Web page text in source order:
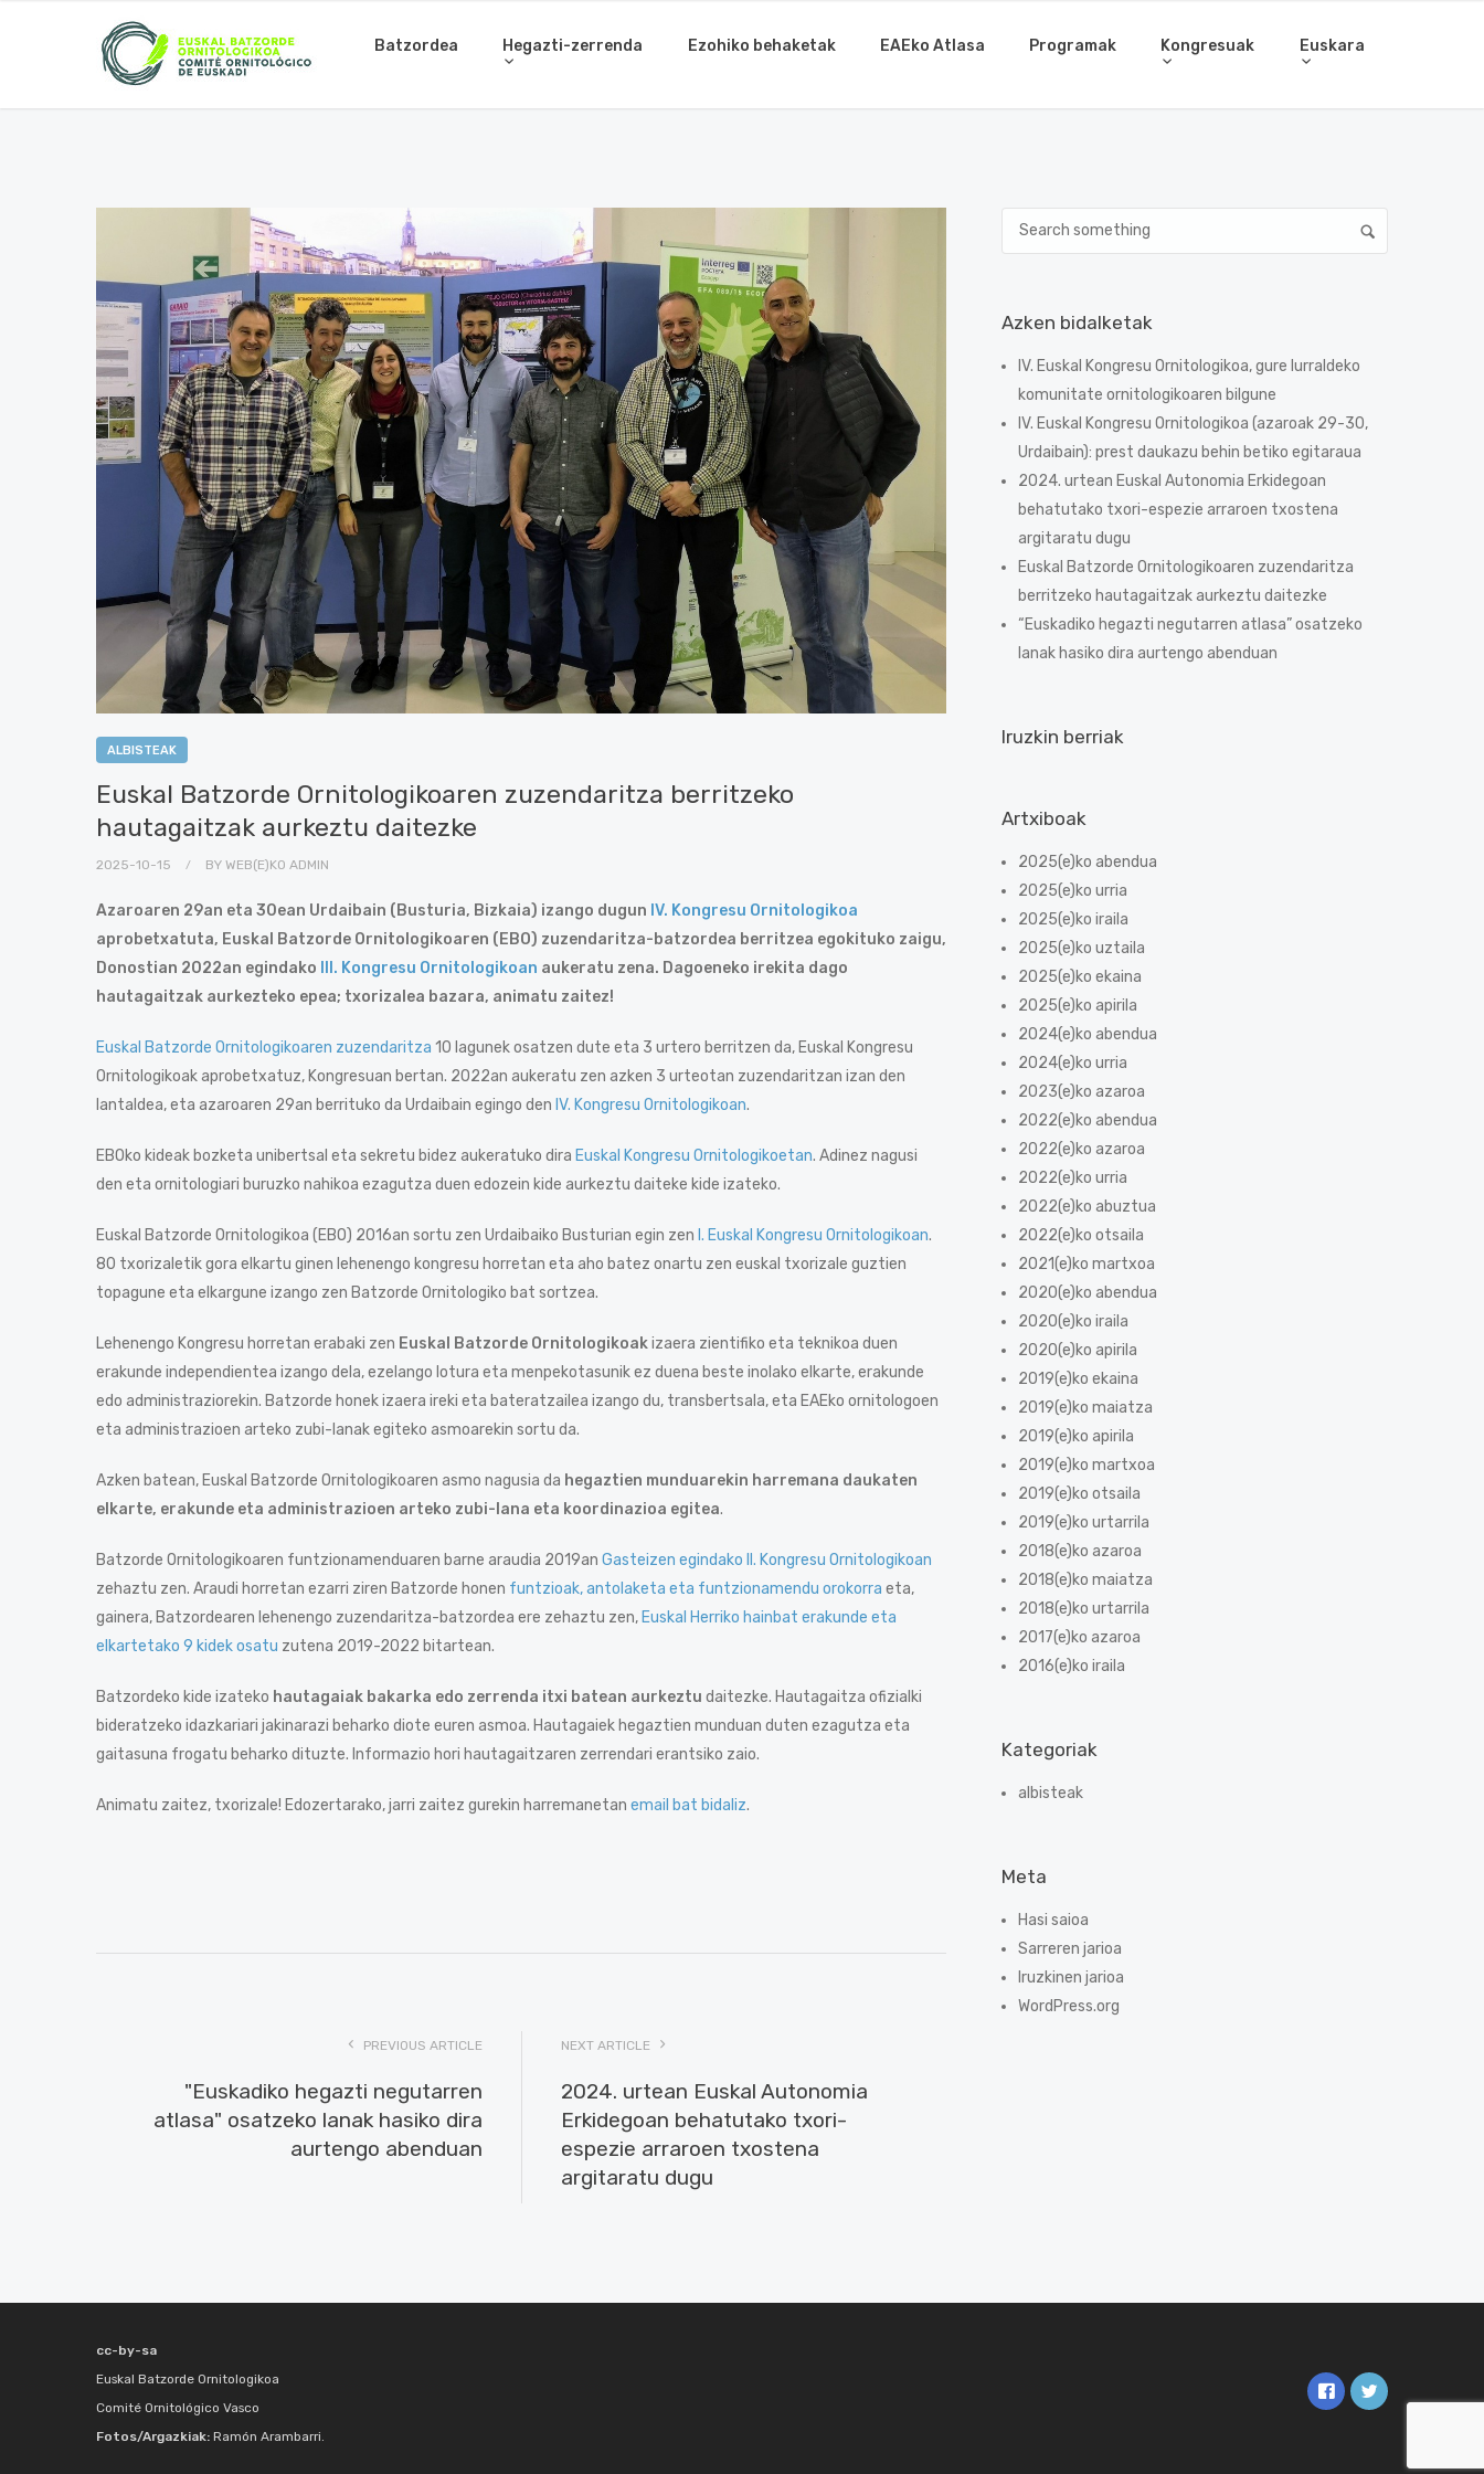
Batzordea Hegazti-zerrenda Ezohiko behaketak EAEko Atlasa Programak Kongresuak Euskara
ALBISTEAK
Euskal Batzorde Ornitologikoaren zuzendaritza berritzeko
hautagaitzak aurkeztu daitezke
2025-10-15 BY WEB(E)KO ADMIN
Azaroaren 29an eta 30ean Urdaibain (Busturia, Bizkaia) izango dugun IV. Kongresu Ornitologikoa
aprobetxatuta, Euskal Batzorde Ornitologikoaren (EBO) zuzendaritza-batzordea berritzea egokituko zaigu,
Donostian 2022an egindako III. Kongresu Ornitologikoan aukeratu zena. Dagoeneko irekita dago
hautagaitzak aurkezteko epea; txorizalea bazara, animatu zaitez!
Euskal Batzorde Ornitologikoaren zuzendaritza 10 lagunek osatzen dute eta 3 urtero berritzen da, Euskal Kongresu
Ornitologikoak aprobetxatuz, Kongresuan bertan. 2022an aukeratu zen azken 3 urteotan zuzendaritzan izan den
lantaldea, eta azaroaren 29an berrituko da Urdaibain egingo den IV. Kongresu Ornitologikoan.
EBOko kideak bozketa unibertsal eta sekretu bidez aukeratuko dira Euskal Kongresu Ornitologikoetan. Adinez nagusi
den eta ornitologiari buruzko nahikoa ezagutza duen edozein kide aurkeztu daiteke kide izateko.
Euskal Batzorde Ornitologikoa (EBO) 2016an sortu zen Urdaibaiko Busturian egin zen I. Euskal Kongresu Ornitologikoan.
80 txorizaletik gora elkartu ginen lehenengo kongresu horretan eta aho batez onartu zen euskal txorizale guztien
topagune eta elkargune izango zen Batzorde Ornitologiko bat sortzea.
Lehenengo Kongresu horretan erabaki zen Euskal Batzorde Ornitologikoakizaera zientifiko eta teknikoa duen
erakunde independientea izango dela, ezelango lotura eta menpekotasunik ez duena beste inolako elkarte, erakunde
edo administraziorekin. Batzorde honek izaera ireki eta bateratzailea izango du, transbertsala, eta EAEko ornitologoen
eta administrazioen arteko zubi-lanak egiteko asmoarekin sortu da.
Azken batean, Euskal Batzorde Ornitologikoaren asmo nagusia da hegaztien munduarekin harremana daukaten
elkarte, erakunde eta administrazioen arteko zubi-lana eta koordinazioa egitea.
Batzorde Ornitologikoaren funtzionamenduaren barne araudia 2019an Gasteizen egindako II. Kongresu Ornitologikoan
zehaztu zen. Araudi horretan ezarri ziren Batzorde honen funtzioak, antolaketa eta funtzionamendu orokorra eta,
gainera, Batzordearen lehenengo zuzendaritza-batzordea ere zehaztu zen,Euskal Herriko hainbat erakunde eta
elkartetako 9 kidek osatu zutena 2019-2022 bitartean.
Batzordeko kide izateko hautagaiak bakarka edo zerrenda itxi batean aurkeztu daitezke. Hautagaitza ofizialki
bideratzeko idazkariari jakinarazi beharko diote euren asmoa. Hautagaiek hegaztien munduan duten ezagutza eta
gaitasuna frogatu beharko dituzte. Informazio hori hautagaitzaren zerrendari erantsiko zaio.
Animatu zaitez, txorizale! Edozertarako, jarri zaitez gurekin harremanetan email bat bidaliz.
PREVIOUS ARTICLE
"Euskadiko hegazti negutarren
atlasa" osatzeko lanak hasiko dira
aurtengo abenduan
NEXT ARTICLE
2024. urtean Euskal Autonomia
Erkidegoan behatutako txori-
espezie arraroen txostena
argitaratu dugu
Azken bidalketak
IV. Euskal Kongresu Ornitologikoa, gure lurraldeko
komunitate ornitologikoaren bilgune
IV. Euskal Kongresu Ornitologikoa (azaroak 29-30,
Urdaibain): prest daukazu behin betiko egitaraua
2024. urtean Euskal Autonomia Erkidegoan
behatutako txori-espezie arraroen txostena
argitaratu dugu
Euskal Batzorde Ornitologikoaren zuzendaritza
berritzeko hautagaitzak aurkeztu daitezke
“Euskadiko hegazti negutarren atlasa” osatzeko
lanak hasiko dira aurtengo abenduan
Iruzkin berriak
Artxiboak
2025(e)ko abendua
2025(e)ko urria
2025(e)ko iraila
2025(e)ko uztaila
2025(e)ko ekaina
2025(e)ko apirila
2024(e)ko abendua
2024(e)ko urria
2023(e)ko azaroa
2022(e)ko abendua
2022(e)ko azaroa
2022(e)ko urria
2022(e)ko abuztua
2022(e)ko otsaila
2021(e)ko martxoa
2020(e)ko abendua
2020(e)ko iraila
2020(e)ko apirila
2019(e)ko ekaina
2019(e)ko maiatza
2019(e)ko apirila
2019(e)ko martxoa
2019(e)ko otsaila
2019(e)ko urtarrila
2018(e)ko azaroa
2018(e)ko maiatza
2018(e)ko urtarrila
2017(e)ko azaroa
2016(e)ko iraila
Kategoriak
albisteak
Meta
Hasi saioa
Sarreren jarioa
Iruzkinen jarioa
WordPress.org
cc-by-sa
Euskal Batzorde Ornitologikoa
Comité Ornitológico Vasco
Fotos/Argazkiak: Ramón Arambarri.